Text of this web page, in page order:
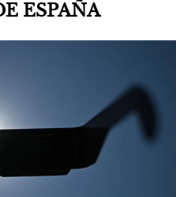
ESPAÑA